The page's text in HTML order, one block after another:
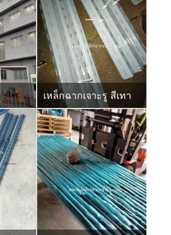
เหล็กฉากเจาะรู สีเทา